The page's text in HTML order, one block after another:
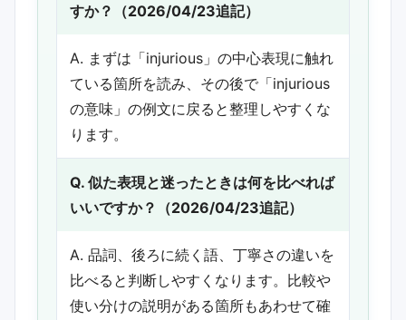
すか？（2026/04/23追記）
A. まずは「injurious」の中心表現に触れ
ている箇所を読み、その後で「injurious
の意味」の例文に戻ると整理しやすくな
ります。
Q. 似た表現と迷ったときは何を比べれば
いいですか？（2026/04/23追記）
A. 品詞、後ろに続く語、丁寧さの違いを
比べると判断しやすくなります。比較や
使い分けの説明がある箇所もあわせて確